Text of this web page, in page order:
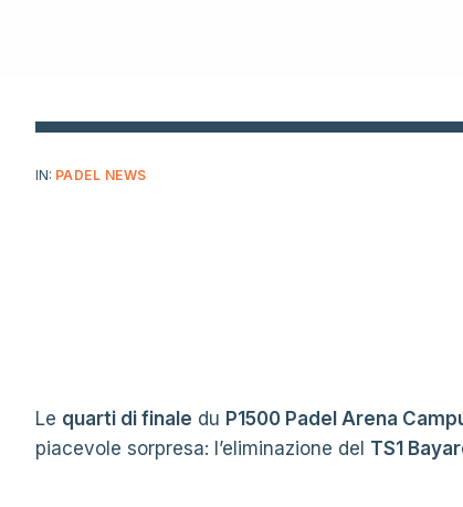
IN: PADEL NEWS
Le quarti di finale du P1500 Padel Arena
piacevole sorpresa: l’eliminazione del TS1